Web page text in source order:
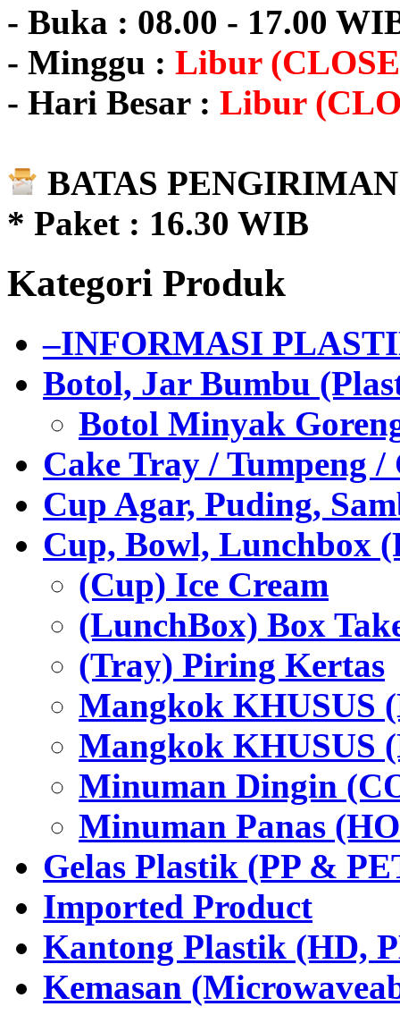
- Buka : 08.00 - 17.00
- Minggu : Libur
- Hari Besar : Libur
BATAS
* Paket : 16.30 WIB
Kategori Produk
–INFORMASI
Botol, Jar Bumbu
Botol Minyak
Cake Tray / Tumpeng /
Cup Agar, Puding,
Cup, Bowl, Lunchbox
(Cup) Ice Cream
(LunchBox) Box
(Tray) Piring Kertas
Mangkok KHUSUS
Mangkok KHUSUS
Minuman Dingin
Minuman Panas
Gelas Plastik (PP &
Imported Product
Kantong Plastik (HD,
Kemasan